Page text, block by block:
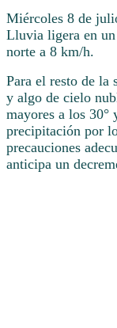
Miércoles 8 de
Lluvia ligera en
norte a 8 km/h.
Para el resto de la
y algo de cielo
mayores a los
precipitación por
precauciones
anticipa un